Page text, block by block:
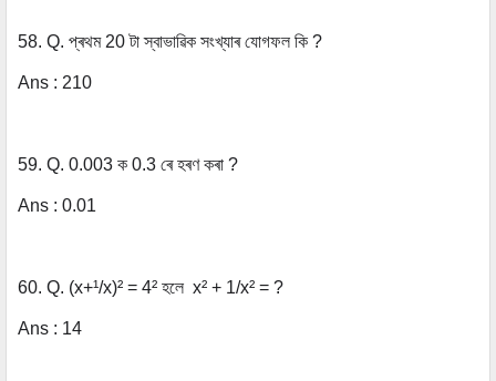
58. Q. প্ৰথম 20 টা স্বাভাৱিক সংখ্যাৰ যোগফল কি ?
Ans : 210
59. Q. 0.003 ক 0.3 ৰে হৰণ কৰা ?
Ans : 0.01
60. Q. (x+¹/x)² = 4² হলে x² + 1/x² = ?
Ans : 14